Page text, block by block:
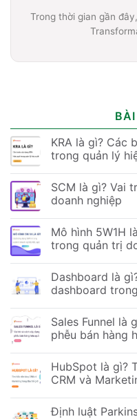
Trong thời gian gần
KRA là gì? Các
trong quản lý
SCM là gì? Vai
doanh nghiệp
Mô hình 5W1H
trong quản trị
Dashboard là
dashboard
Sales Funnel là
phễu bán hàng
HubSpot là gì?
CRM và
Định luật